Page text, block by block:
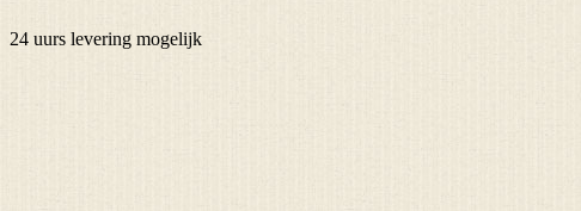
24 uurs levering mogelijk